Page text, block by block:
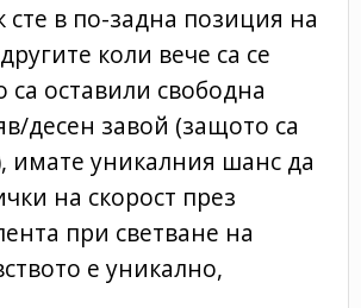
сте в по-задна позиция на
коли вече са се
оставили свободна
десен завой (защото са
имате уникалния шанс да
на скорост през
при светване на
е уникално,